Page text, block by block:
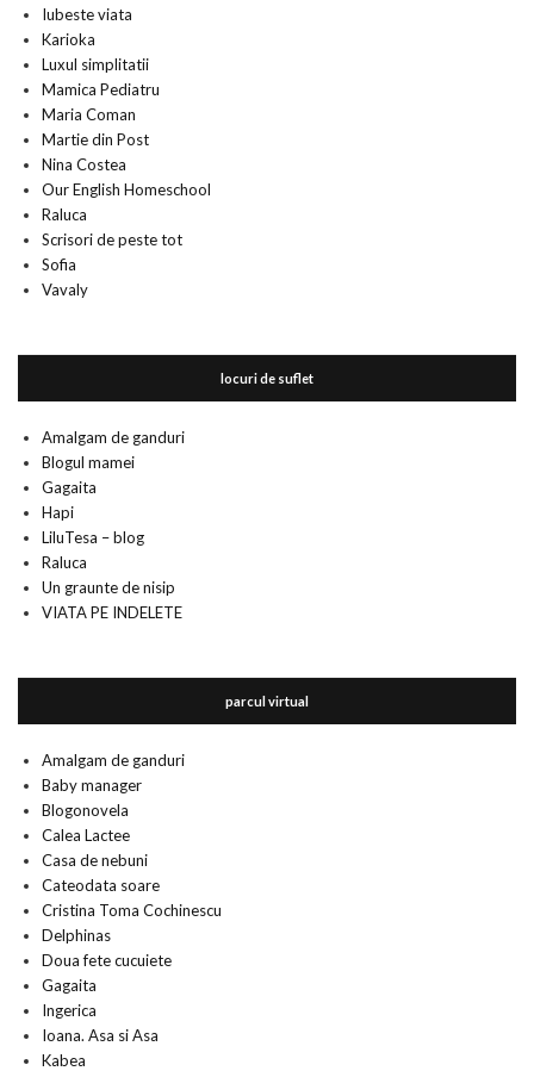
Iubeste viata
Karioka
Luxul simplitatii
Mamica Pediatru
Maria Coman
Martie din Post
Nina Costea
Our English Homeschool
Raluca
Scrisori de peste tot
Sofia
Vavaly
locuri de suflet
Amalgam de ganduri
Blogul mamei
Gagaita
Hapi
LiluTesa – blog
Raluca
Un graunte de nisip
VIATA PE INDELETE
parcul virtual
Amalgam de ganduri
Baby manager
Blogonovela
Calea Lactee
Casa de nebuni
Cateodata soare
Cristina Toma Cochinescu
Delphinas
Doua fete cucuiete
Gagaita
Ingerica
Ioana. Asa si Asa
Kabea